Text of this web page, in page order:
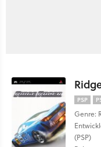
PSP
Genre:
(PSP)